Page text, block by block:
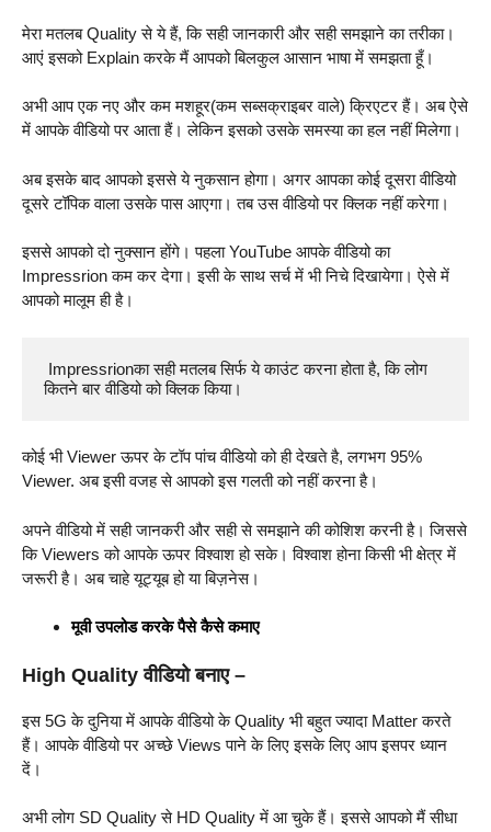
मेरा मतलब Quality से ये हैं, कि सही जानकारी और सही समझाने का तरीका।
आएं इसको Explain करके मैं आपको बिलकुल आसान भाषा में समझता हूँ।
अभी आप एक नए और कम मशहूर(कम सब्सक्राइबर वाले) क्रिएटर हैं। अब ऐसे
में आपके वीडियो पर आता हैं। लेकिन इसको उसके समस्या का हल नहीं मिलेगा।
अब इसके बाद आपको इससे ये नुकसान होगा। अगर आपका कोई दूसरा वीडियो
दूसरे टॉपिक वाला उसके पास आएगा। तब उस वीडियो पर क्लिक नहीं करेगा।
इससे आपको दो नुक्सान होंगे। पहला YouTube आपके वीडियो का
Impressrion कम कर देगा। इसी के साथ सर्च में भी निचे दिखायेगा। ऐसे में
आपको मालूम ही है।
कितने बार वीडियो को क्लिक किया।
कोई भी Viewer ऊपर के टॉप पांच वीडियो को ही देखते है, लगभग 95%
Viewer. अब इसी वजह से आपको इस गलती को नहीं करना है।
अपने वीडियो में सही जानकरी और सही से समझाने की कोशिश करनी है। जिससे
कि Viewers को आपके ऊपर विश्वाश हो सके। विश्वाश होना किसी भी क्षेत्र में
जरूरी है। अब चाहे यूट्यूब हो या बिज़नेस।
मूवी उपलोड करके पैसे कैसे कमाए
High Quality वीडियो बनाए –
इस 5G के दुनिया में आपके वीडियो के Quality भी बहुत ज्यादा Matter करते
हैं। आपके वीडियो पर अच्छे Views पाने के लिए इसके लिए आप इसपर ध्यान
दें।
अभी लोग SD Quality से HD Quality में आ चुके हैं। इससे आपको मैं सीधा